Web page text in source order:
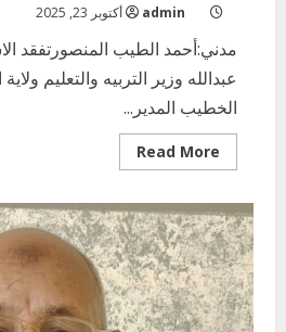
admin أكتوبر 23, 2025
مدني:أحمد الطيب المنصورتفقد
عبدالله وزير التربيه والتعليم
الخطيب المدير...
Read More
more
تصحيح
مادة
التربيه
التقنيه
المرحلة
المتوسطه